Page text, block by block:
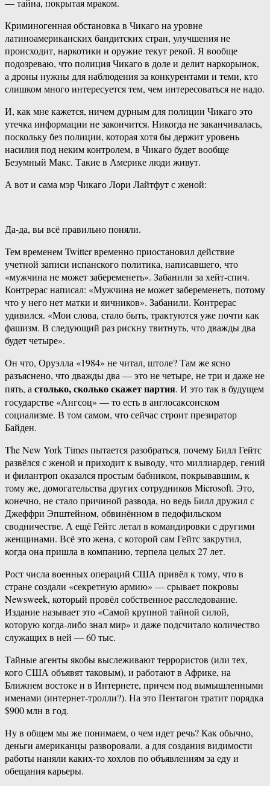
— тайна, покрытая мраком.
Криминогенная обстановка в Чикаго на уровне
латиноамериканских бандитских стран, улучшения не
происходит, наркотики и оружие текут рекой. Я вообще
подозреваю, что полиция Чикаго в доле и делит наркорынок,
а дроны нужны для наблюдения за конкурентами и теми, кто
слишком много интересуется тем, чем интересоваться не надо.
И, как мне кажется, ничем дурным для полиции Чикаго это
утечка информации не закончится. Никогда не заканчивалась,
поскольку без полиции, которая хотя бы держит уровень
насилия под неким контролем, в Чикаго будет вообще
Безумный Макс. Такие в Америке люди живут.
А вот и сама мэр Чикаго Лори Лайтфут с женой:
Да-да, вы всё правильно поняли.
Тем временем Twitter временно приостановил действие
учетной записи испанского политика, написавшего, что
«мужчина не может забеременеть». Забанили за хейт-спич.
Контрерас написал: «Мужчина не может забеременеть, потому
что у него нет матки и яичников». Забанили. Контрерас
удивился. «Мои слова, стало быть, трактуются уже почти как
фашизм. В следующий раз рискну твитнуть, что дважды два
будет четыре».
Он что, Оруэлла «1984» не читал, штоле? Там же ясно
разъяснено, что дважды два — это не четыре, не три и даже не
пять, астолько, сколько скажет партия. И это так в будущем
государстве «Ангсоц» — то есть в англосаксонском
социализме. В том самом, что сейчас строит презиратор
Байден.
The New York Times пытается разобраться, почему Билл Гейтс
развёлся с женой и приходит к выводу, что миллиардер, гений
и филантроп оказался простым бабником, покрывавшим, к
тому же, домогательства других сотрудников Microsoft. Это,
конечно, не стало причиной развода, но ведь Билл дружил с
Джеффри Эпштейном, обвинённом в педофильском
сводничестве. А ещё Гейтс летал в командировки с другими
женщинами. Всё это жена, с которой сам Гейтс закрутил,
когда она пришла в компанию, терпела целых 27 лет.
Рост числа военных операций США привёл к тому, что в
стране создали «секретную армию» — срывает покровы
Newsweek, который провёл собственное расследование.
Издание называет это «Самой крупной тайной силой,
которую когда-либо знал мир» и даже подсчитало количество
служащих в ней — 60 тыс.
Тайные агенты якобы выслеживают террористов (или тех,
кого США объявят таковым), и работают в Африке, на
Ближнем востоке и в Интернете, причем под вымышленными
именами (интернет-тролли?). На это Пентагон тратит порядка
$900 млн в год.
Ну в общем мы же понимаем, о чем идет речь? Как обычно,
деньги американцы разворовали, а для создания видимости
работы наняли каких-то хохлов по объявлениям за еду и
обещания карьеры.